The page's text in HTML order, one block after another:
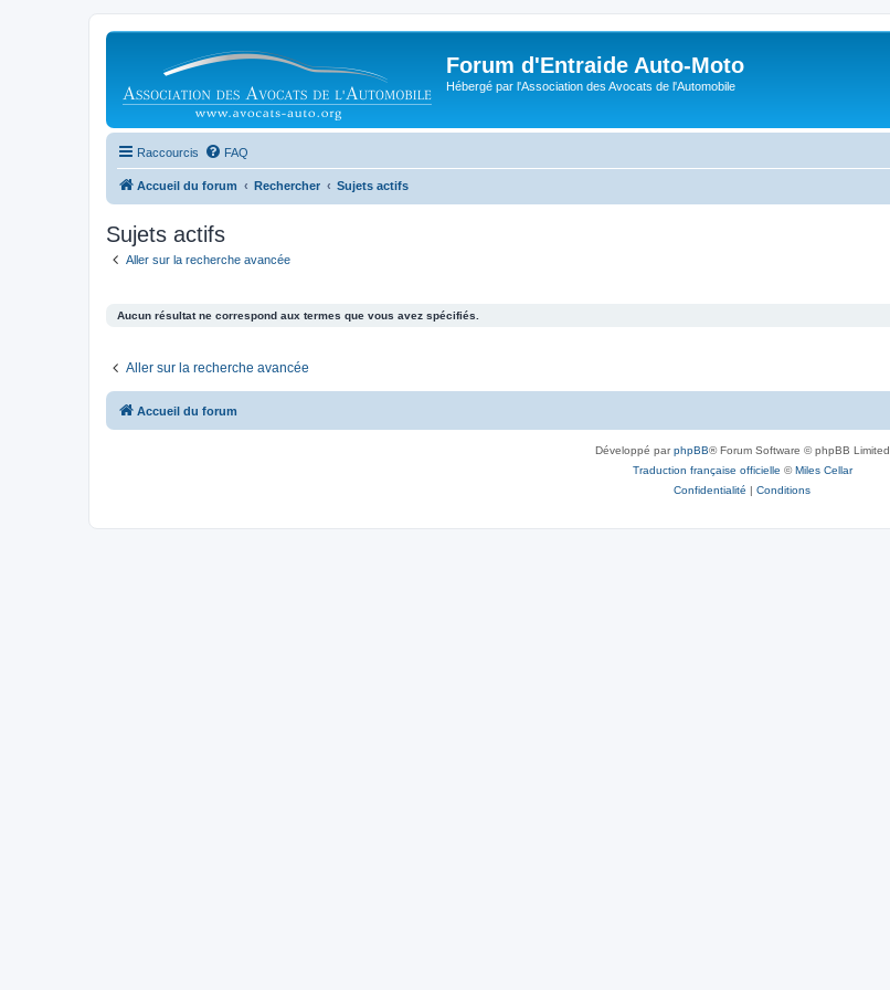
Forum d'Entraide Auto-Moto
Hébergé par l'Association des Avocats de l'Automobile
Raccourcis FAQ
Accueil du forum Rechercher Sujets actifs
Sujets actifs
Aller sur la recherche avancée
Aucun résultat ne correspond aux termes que vous avez spécifiés.
Aller sur la recherche avancée
Accueil du forum
Développé parphpBB® Forum Software © phpBB Limited
Traduction française officielle ©Miles Cellar
Confidentialité | Conditions